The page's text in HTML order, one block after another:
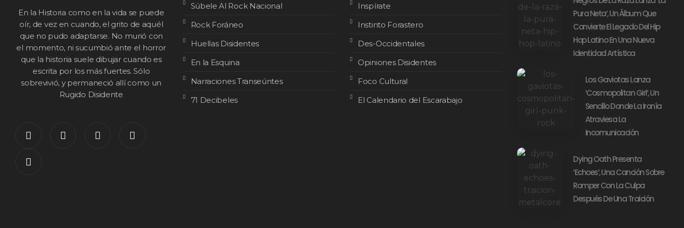
En la Historia como en la vida se puede
oír, de vez en cuando, el grito de aquél
que no pudo adaptarse. No murió con
el momento, ni sucumbió ante el horror
que la historia suele dibujar cuando es
escrita por los más fuertes. Sólo
sobrevivió, y permaneció allí como un
Rugido Disidente
Súbele Al Rock Nacional
Rock Foráneo
Huellas Disidentes
En la Esquina
Narraciones Transeúntes
71 Decibeles
Inspírate
Instinto Forastero
Des-Occidentales
Opiniones Disidentes
Foco Cultural
El Calendario del Escarabajo
Pura Neta’, Un Álbum Que
Convierte El Legado Del Hip
Hop Latino En Una Nueva
Identidad Artística
Los Gaviotas Lanza
‘Cosmopolitan Girl’, Un
Sencillo Donde La Ironía
Atraviesa La
Incomunicación
Dying Oath Presenta
‘Echoes’, Una Canción Sobre
Romper Con La Culpa
Después De Una Traición